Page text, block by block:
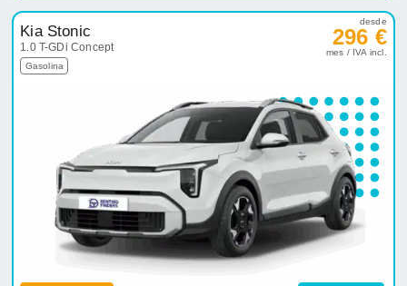
Kia Stonic
1.0 T-GDi Concept
Gasolina
desde
296 €
mes / IVA incl.